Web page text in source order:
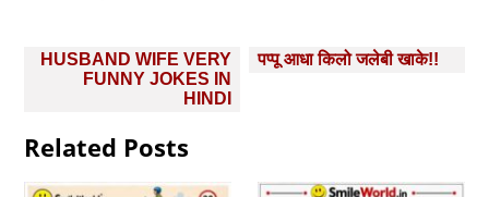
Post
navigation
HUSBAND WIFE VERY
FUNNY JOKES IN
HINDI
पप्‍पू आधा किलो जलेबी खाके!!
Related Posts